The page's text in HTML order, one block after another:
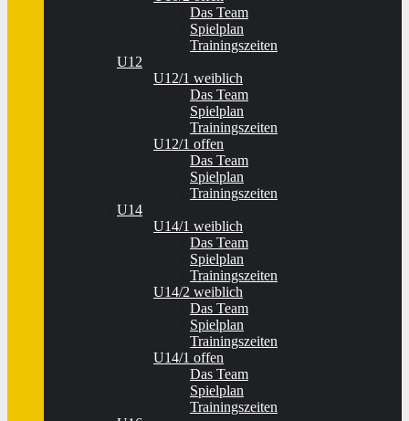
Das Team
Spielplan
Trainingszeiten
U12
U12/1 weiblich
Das Team
Spielplan
Trainingszeiten
U12/1 offen
Das Team
Spielplan
Trainingszeiten
U14
U14/1 weiblich
Das Team
Spielplan
Trainingszeiten
U14/2 weiblich
Das Team
Spielplan
Trainingszeiten
U14/1 offen
Das Team
Spielplan
Trainingszeiten